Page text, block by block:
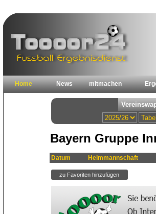
Home News mitmachen
Bayern Gruppe
Datum Heimmannschaft